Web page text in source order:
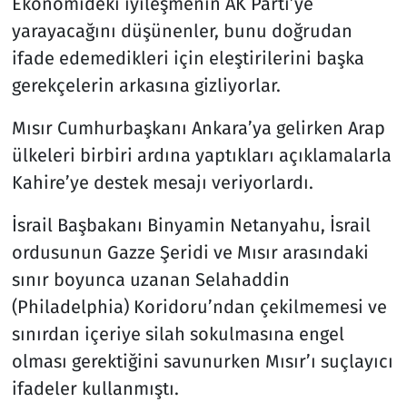
yarayacağını düşünenler, bunu doğrudan
ifade edemedikleri için eleştirilerini başka
gerekçelerin arkasına gizliyorlar.
Mısır Cumhurbaşkanı Ankara’ya gelirken Arap
ülkeleri birbiri ardına yaptıkları açıklamalarla
Kahire’ye destek mesajı veriyorlardı.
İsrail Başbakanı Binyamin Netanyahu, İsrail
ordusunun Gazze Şeridi ve Mısır arasındaki
sınır boyunca uzanan Selahaddin
(Philadelphia) Koridoru’ndan çekilmemesi ve
sınırdan içeriye silah sokulmasına engel
olması gerektiğini savunurken Mısır’ı suçlayıcı
ifadeler kullanmıştı.
Spor
Teknoloji ve Bilim
Televizyon